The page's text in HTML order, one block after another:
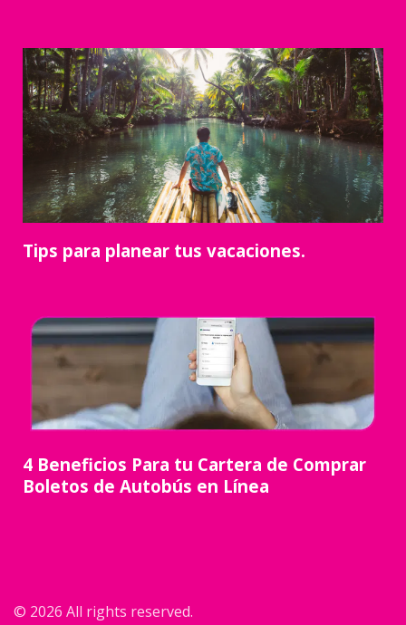
Tips para planear tus vacaciones.
4 Beneficios Para tu Cartera de Comprar
Boletos de Autobús en Línea
© 2026 All rights reserved.